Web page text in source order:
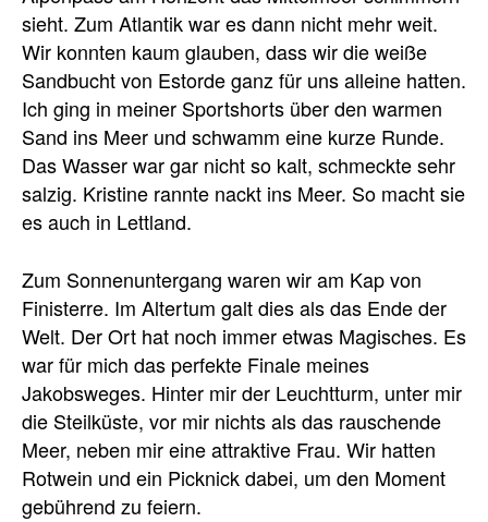
sieht. Zum Atlantik war es dann nicht mehr weit.
Wir konnten kaum glauben, dass wir die weiße
Sandbucht von Estorde ganz für uns alleine hatten.
Ich ging in meiner Sportshorts über den warmen
Sand ins Meer und schwamm eine kurze Runde.
Das Wasser war gar nicht so kalt, schmeckte sehr
salzig. Kristine rannte nackt ins Meer. So macht sie
es auch in Lettland.
Zum Sonnenuntergang waren wir am Kap von
Finisterre. Im Altertum galt dies als das Ende der
Welt. Der Ort hat noch immer etwas Magisches. Es
war für mich das perfekte Finale meines
Jakobsweges. Hinter mir der Leuchtturm, unter mir
die Steilküste, vor mir nichts als das rauschende
Meer, neben mir eine attraktive Frau. Wir hatten
Rotwein und ein Picknick dabei, um den Moment
gebührend zu feiern.